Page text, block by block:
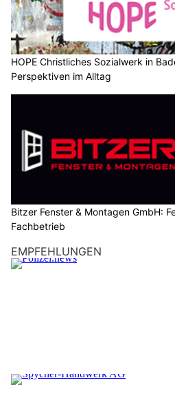
Von Donnerstag bis Freitag
Atlantik nach Norddeutschland und
Stabilisierung. Auf der
etwas Bise auf.
Weiterlesen
Glarus Nord GL: SUP-
Leiche in 100 Metern Tiefe
04.08.26 VON BELMEDIA REDAKTION
Am Donnerstag, 30.07.2026,
Notruf- und Einsatzzentrale der
Meldung ein, dass mehrere
Stand-up-Paddle-Boards (SUP)
einem plötzlich aufkommenden
starkem Wind überrascht wurden.
Mittlerweile konnte eine vermisste
Zürich ZH: 906